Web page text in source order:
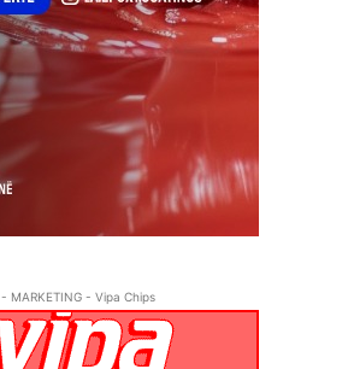
- MARKETING - Vipa Chips